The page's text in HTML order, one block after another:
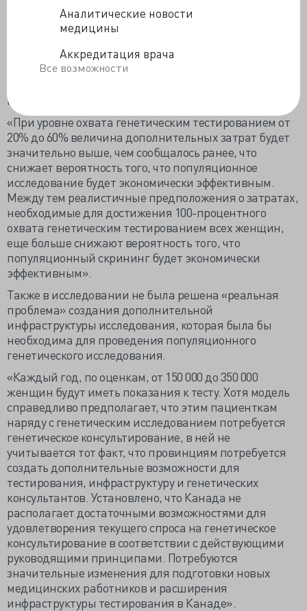
Аналитические новости
медицины
Аккредитация врача
Все возможности
изучающих эффективность генетического
исследования наBRCA1
говорится, что эффективность доступного в
настоящее время генетического исследования среди
женщин из группы риска составляет от 20% до 30%.
Канаде доля участников составляет чуть более 60%».
«При уровне охвата генетическим тестированием от
20% до 60% величина дополнительных затрат будет
значительно выше, чем сообщалось ранее, что
снижает вероятность того, что популяционное
исследование будет экономически эффективным.
Между тем реалистичные предположения о затратах,
необходимые для достижения 100-процентного
охвата генетическим тестированием всех женщин,
еще больше снижают вероятность того, что
популяционный скрининг будет экономически
эффективным».
Также в исследовании не была решена «реальная
проблема» создания дополнительной
инфраструктуры исследования, которая была бы
необходима для проведения популяционного
генетического исследования.
«Каждый год, по оценкам, от 150 000 до 350 000
женщин будут иметь показания к тесту. Хотя модель
справедливо предполагает, что этим пациенткам
наряду с генетическим исследованием потребуется
генетическое консультирование, в ней не
учитывается тот факт, что провинциям потребуется
создать дополнительные возможности для
тестирования, инфраструктуру и генетических
консультантов. Установлено, что Канада не
располагает достаточными возможностями для
удовлетворения текущего спроса на генетическое
консультирование в соответствии с действующими
руководящими принципами. Потребуются
значительные изменения для подготовки новых
медицинских работников и расширения
инфраструктуры тестирования в Канаде».